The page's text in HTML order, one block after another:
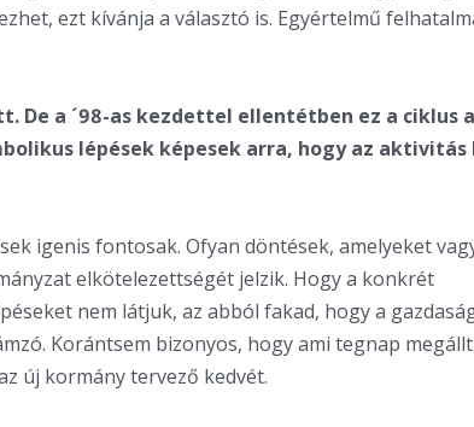
ezt kívánja a választó is. Egyértelmű
De a ´98-as kezdettel ellentétben ez a ciklus
lépések képesek arra, hogy az
igenis fontosak. Ofyan döntések, amelyeket
elkötelezettségét jelzik. Hogy a konkrét
nem látjuk, az abból fakad, hogy a
Korántsem bizonyos, hogy ami tegnap
új kormány tervező kedvét.